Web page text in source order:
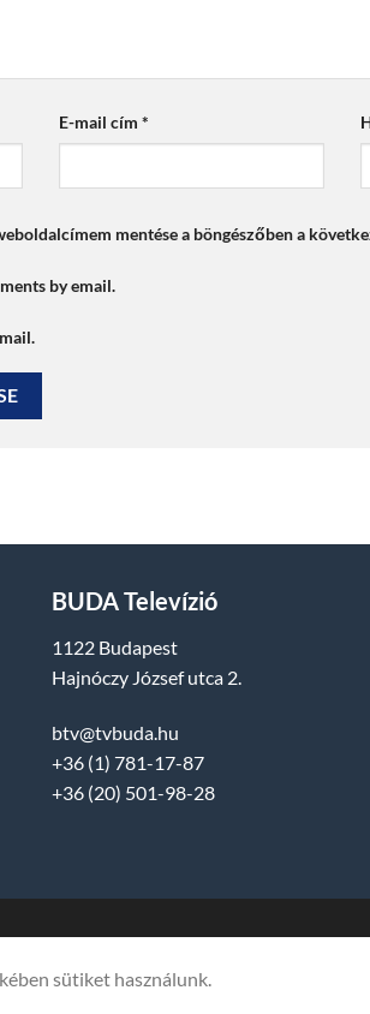
E-mail cím *
mentése a böngészőben a
by email.
BUDA Televízió
1122 Budapest
Hajnóczy József utca 2.
btv@tvbuda.hu
+36 (1) 781-17-87
+36 (20) 501-98-28
Hegyvidék Média Műsorszolgáltató Kft. |
sütiket használunk.